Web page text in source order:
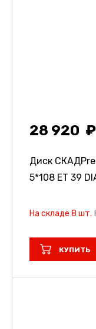
28 920
Диск
5*108 ET 39
На складе 8 шт.
КУПИТЬ